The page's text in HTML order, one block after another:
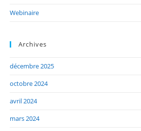
Webinaire
Archives
décembre 2025
octobre 2024
avril 2024
mars 2024